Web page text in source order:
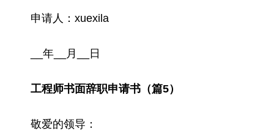
申请人：xuexila
__年__月__日
工程师书面辞职申请书（篇5）
敬爱的领导：